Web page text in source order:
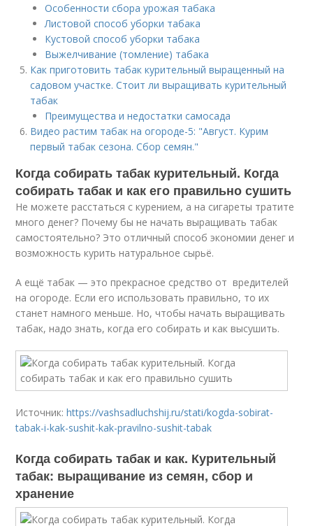
Особенности сбора урожая табака
Листовой способ уборки табака
Кустовой способ уборки табака
Выжелчивание (томление) табака
Как приготовить табак курительный выращенный на
садовом участке. Стоит ли выращивать курительный
табак
Преимущества и недостатки самосада
Видео растим табак на огороде-5: "Август. Курим
первый табак сезона. Сбор семян."
Когда собирать табак курительный. Когда
собирать табак и как его правильно сушить
Не можете расстаться с курением, а на сигареты тратите
много денег? Почему бы не начать выращивать табак
самостоятельно? Это отличный способ экономии денег и
возможность курить натуральное сырьё.
А ещё табак — это прекрасное средство от вредителей
на огороде. Если его использовать правильно, то их
станет намного меньше. Но, чтобы начать выращивать
табак, надо знать, когда его собирать и как высушить.
Источник:https://vashsadluchshij.ru/stati/kogda-sobirat-
tabak-i-kak-sushit-kak-pravilno-sushit-tabak
Когда собирать табак и как. Курительный
табак: выращивание из семян, сбор и
хранение